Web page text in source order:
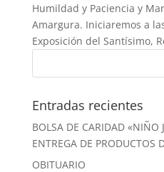
Humildad y Paciencia y
Amargura. Iniciaremos a
Exposición del Santísimo,
Entradas recientes
BOLSA DE CARIDAD «NIÑO
ENTREGA DE PRODUCTOS
OBITUARIO